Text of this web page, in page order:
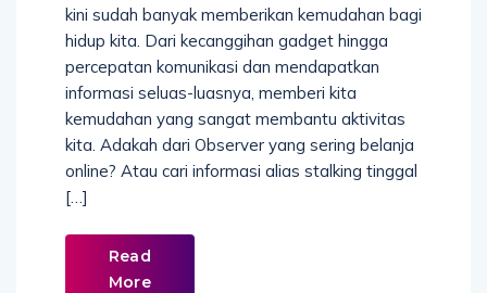
kini sudah banyak memberikan kemudahan bagi
hidup kita. Dari kecanggihan gadget hingga
percepatan komunikasi dan mendapatkan
informasi seluas-luasnya, memberi kita
kemudahan yang sangat membantu aktivitas
kita. Adakah dari Observer yang sering belanja
online? Atau cari informasi alias stalking tinggal
[…]
Read
More